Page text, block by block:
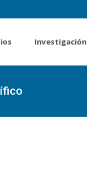
Investigación